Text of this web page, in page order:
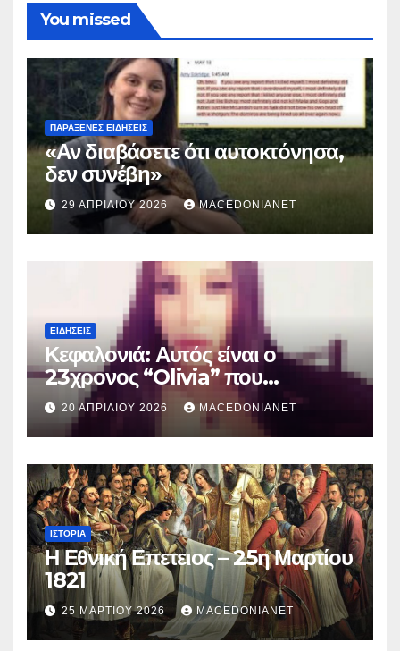
You missed
ΠΑΡΆΞΕΝΕΣ ΕΙΔΉΣΕΙΣ
«Αν διαβάσετε ότι αυτοκτόνησα,
δεν συνέβη»
29 ΑΠΡΙΛΊΟΥ 2026 MACEDONIANET
ΕΙΔΉΣΕΙΣ
Κεφαλονιά: Αυτός είναι ο
23χρονος “Olivia” που
κατηγορείται για τον θάνατο της
Μυρτούς
20 ΑΠΡΙΛΊΟΥ 2026 MACEDONIANET
ΙΣΤΟΡΊΑ
Η Εθνική Επετειος – 25η Μαρτίου
1821
25 ΜΑΡΤΊΟΥ 2026 MACEDONIANET